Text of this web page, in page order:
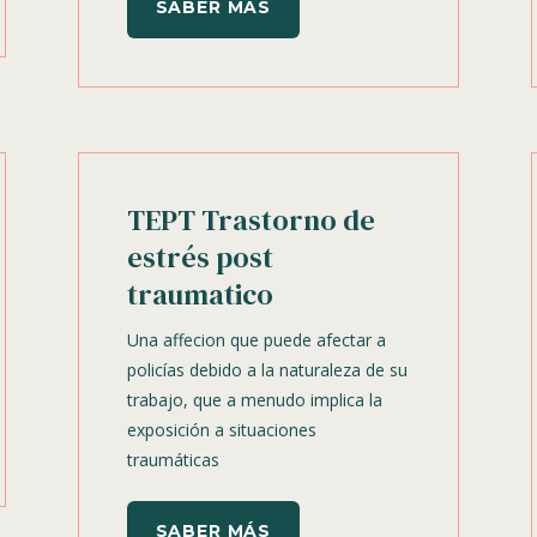
SABER MÁS
TEPT Trastorno de
estrés post
traumatico
Una affecion que puede afectar a
policías debido a la naturaleza de su
trabajo, que a menudo implica la
exposición a situaciones
traumáticas
SABER MÁS